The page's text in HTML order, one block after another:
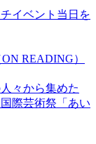
イベント当日を
READING）
々から集めた
際芸術祭「あい